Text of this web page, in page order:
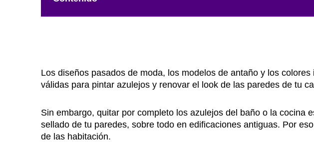
Los diseños pasados de moda, los modelos de antaño y los
válidas para pintar azulejos y renovar el look de las paredes de tu
Sin embargo, quitar por completo los azulejos del baño o la cocina
sellado de tu paredes, sobre todo en edificaciones antiguas. Por
de las habitación.